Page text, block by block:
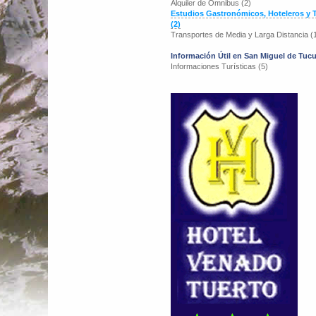
Alquiler de Omnibus (2)
Estudios Gastronómicos, Hoteleros y
(2)
Transportes de Media y Larga Distancia
Información Útil en San Miguel de
Informaciones Turísticas (5)